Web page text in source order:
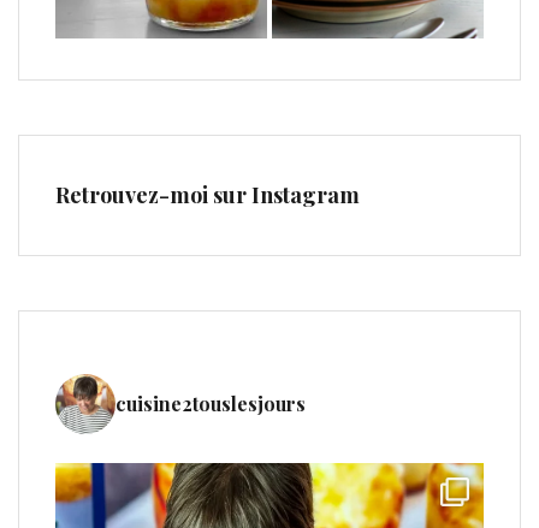
Retrouvez-moi sur Instagram
cuisine2touslesjours